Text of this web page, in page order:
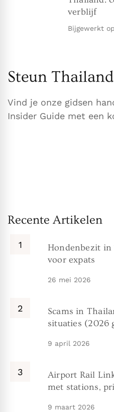
verblijf
Bijgewerkt op
Steun
Vind je onze gidsen
Insider Guide met een
Recente Artikelen
Hondenbezit in
voor expats
26 mei 2026
Scams in
situaties (2026
9 april 2026
Airport Rail
met stations,
9 maart 2026